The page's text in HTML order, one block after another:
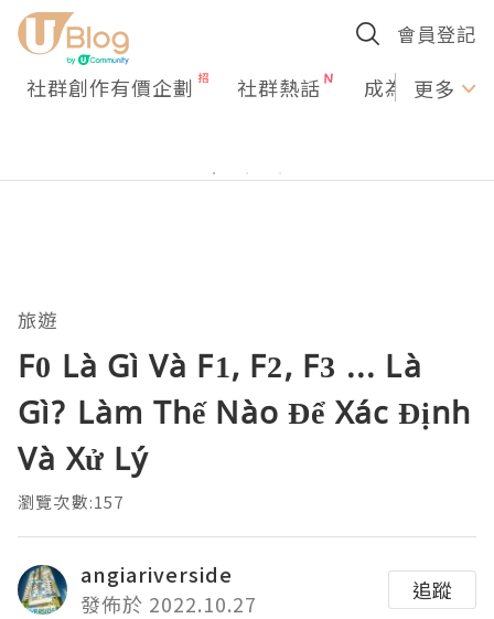
會員登記
社群創作有價企劃 社群熱話 成為U更多
旅遊
F0 Là Gì Và F1, F2, F3 ... Là
Gì? Làm Thế Nào Để Xác Định
Và Xử Lý
瀏覽次數:157
angiariverside
發佈於 2022.10.27
追蹤